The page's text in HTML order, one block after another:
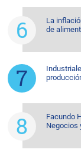
La
de
Facundo
Negocios